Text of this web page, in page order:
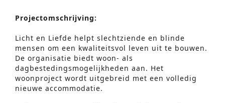
Projectomschrijving:
Licht en Liefde helpt slechtziende en blinde
mensen om een kwaliteitsvol leven uit te bouwen.
De organisatie biedt woon- als
dagbestedingsmogelijkheden aan. Het
woonproject wordt uitgebreid met een volledig
nieuwe accommodatie.